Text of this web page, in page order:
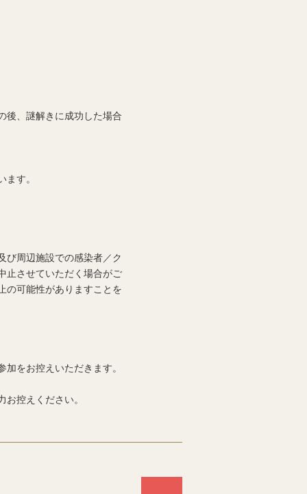
後、謎解きに成功した場合
す。
び周辺施設での感染者／ク
止させていただく場合がご
の可能性がありますことを
をお控えいただきます。
控えください。